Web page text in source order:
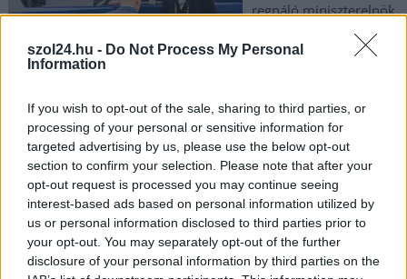
szol24.hu - Do Not Process My Personal
Information
If you wish to opt-out of the sale, sharing to third parties, or
processing of your personal or sensitive information for
targeted advertising by us, please use the below opt-out
section to confirm your selection. Please note that after your
opt-out request is processed you may continue seeing
interest-based ads based on personal information utilized by
us or personal information disclosed to third parties prior to
your opt-out. You may separately opt-out of the further
disclosure of your personal information by third parties on the
regnáló miniszterelnök
a legalkalmasabb jelölt
a kormányfői posztra –
márciusi felméréséből.
Bár a Tisza Párt elnöke vette át a vezetést a
szimpátiaversenyben, a kutatás rávilágít egy fontos
ellentmondásra is, ugyanis az Orbán Viktor mellett kitartók
jóval magabiztosabbak a döntésükben, mint a változást
sürgetők.
TOVÁBB OLVASOM